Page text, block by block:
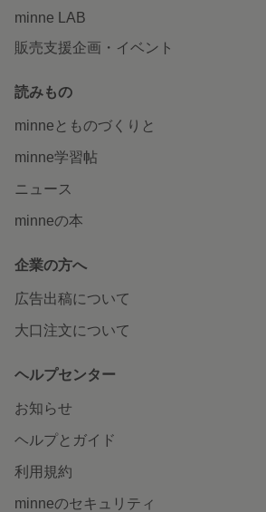
minne LAB
販売支援企画・イベント
読みもの
minneとものづくりと
minne学習帖
ニュース
minneの本
企業の方へ
広告出稿について
大口注文について
ヘルプセンター
お知らせ
ヘルプとガイド
利用規約
minneのセキュリティ